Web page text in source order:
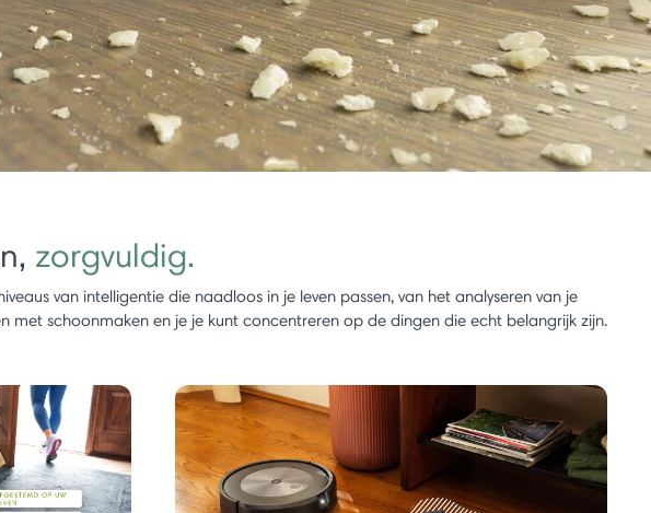
zorgvuldig.
van intelligentie die naadloos in je leven passen, van het analyseren van je
schoonmaken en je je kunt concentreren op de dingen die echt belangrijk zijn.